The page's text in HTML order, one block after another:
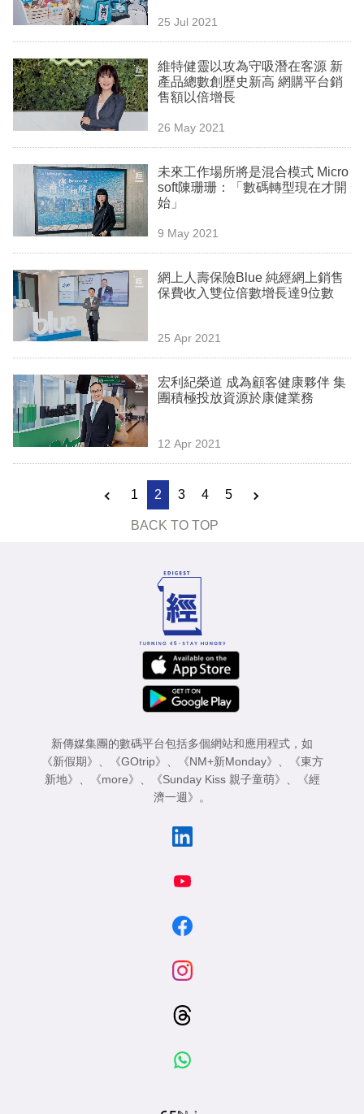
閱
區
25 Jul 2021
維特健靈以攻為守吸潛在客源 新
產品總數創歷史新高 網購平台銷
售額以倍增長
26 May 2021
未來工作場所將是混合模式 Micro
soft陳珊珊：「數碼轉型現在才開
始」
9 May 2021
網上人壽保險Blue 純經網上銷售
保費收入雙位倍數增長達9位數
25 Apr 2021
宏利紀榮道 成為顧客健康夥伴 集
團積極投放資源於康健業務
12 Apr 2021
1 2 3 4 5
BACK TO TOP
新傳媒集團的數碼平台包括多個網站和應用程式，如
《新假期》 、 《GOtrip》 、 《NM+新Monday》 、
《東方
新地》 、 《more》 、 《Sunday Kiss 親子童萌》 、
《經
濟一週》 。